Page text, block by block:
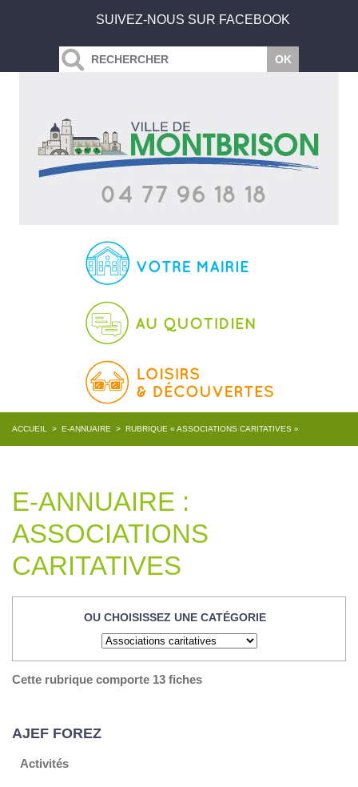
SUIVEZ-NOUS SUR FACEBOOK
ACCUEIL > E-ANNUAIRE > RUBRIQUE « ASSOCIATIONS CARITATIVES »
E-ANNUAIRE :
ASSOCIATIONS
CARITATIVES
OU CHOISISSEZ UNE CATÉGORIE
Cette rubrique comporte 13 fiches
AJEF FOREZ
Activités